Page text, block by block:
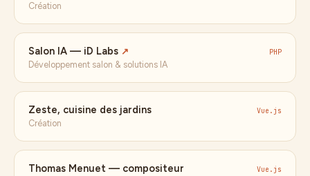
Création
Salon IA — iD Labs ↗ PHP
Développement salon & solutions IA
Zeste, cuisine des jardins Vue.js
Création
Thomas Menuet — compositeur Vue.js